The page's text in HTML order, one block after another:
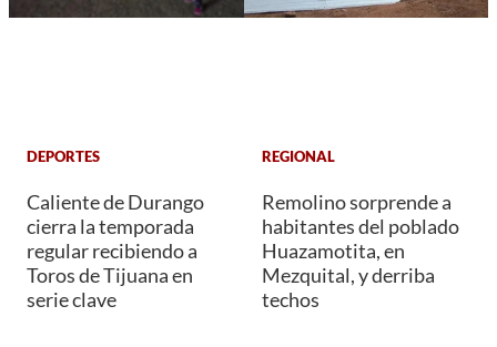
DEPORTES
Caliente de Durango
cierra la temporada
regular recibiendo a
Toros de Tijuana en
serie clave
REGIONAL
Remolino sorprende a
habitantes del poblado
Huazamotita, en
Mezquital, y derriba
techos